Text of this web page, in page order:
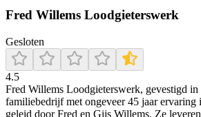
Fred Willems Loodgieterswerk
Gesloten
4.5
Fred Willems Loodgieterswerk, gevestigd in
familiebedrijf met ongeveer 45 jaar ervaring
geleid door Fred en Gijs Willems. Ze